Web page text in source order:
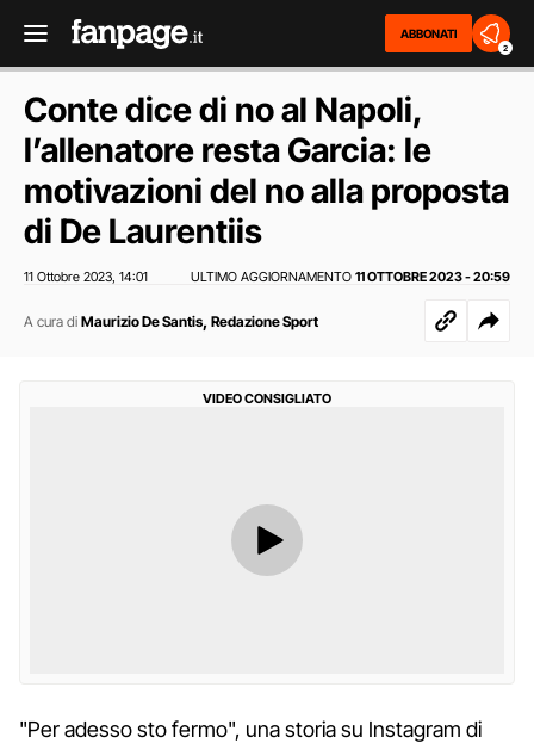
ABBONATI
2
Conte dice di no al Napoli,
l’allenatore resta Garcia: le
motivazioni del no alla proposta
di De Laurentiis
11 Ottobre 2023 14:01 ULTIMO AGGIORNAMENTO 11 OTTOBRE 2023 - 20:59
A cura di Maurizio De Santis, Redazione Sport
VIDEO CONSIGLIATO
"Per adesso sto fermo", una storia su Instagram di